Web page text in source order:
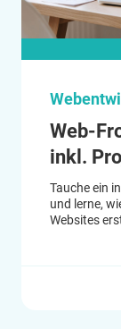
Web-
inkl.
Tauche ein
und lerne,
Websites